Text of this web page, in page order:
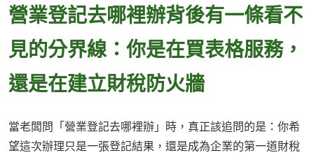
營業登記去哪裡辦背後有一條看不
見的分界線：你是在買表格服務，
還是在建立財稅防火牆
當老闆問「營業登記去哪裡辦」時，真正該追問的是：你希
望這次辦理只是一張登記結果，還是成為企業的第一道財稅